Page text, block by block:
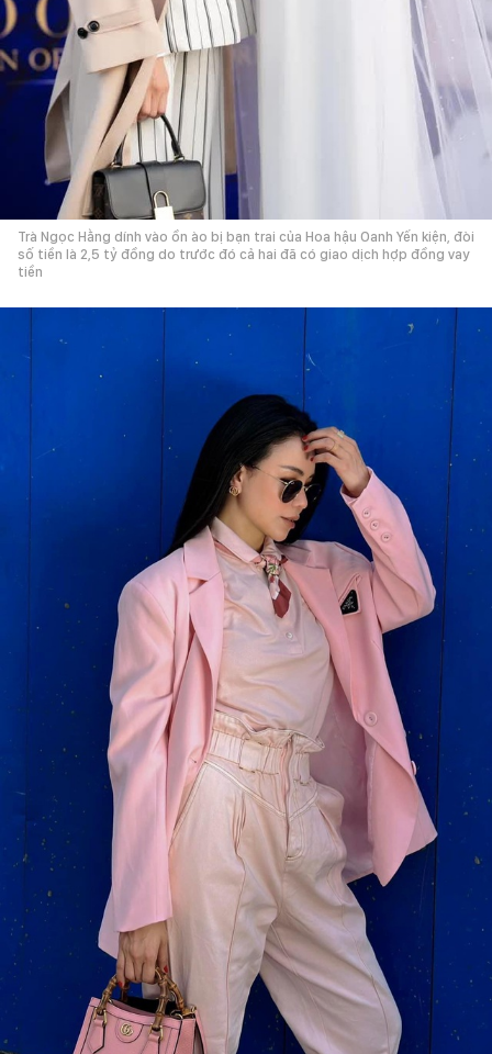
Trà Ngọc Hằng dính vào ồn ào bị bạn trai của Hoa hậu Oanh Yến kiện, đòi
số tiền là 2,5 tỷ đồng do trước đó cả hai đã có giao dịch hợp đồng vay
tiền